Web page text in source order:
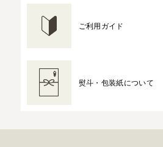
ご利用ガイド
熨斗・包装紙について